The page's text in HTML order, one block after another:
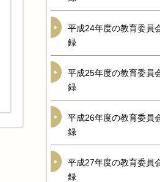
平成24年度の教育委員
録
平成25年度の教育委員
録
平成26年度の教育委員
録
平成27年度の教育委員
録